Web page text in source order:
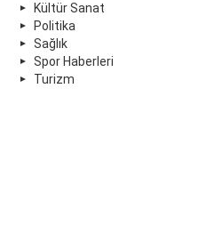
Kültür Sanat
Politika
Sağlık
Spor Haberleri
Turizm